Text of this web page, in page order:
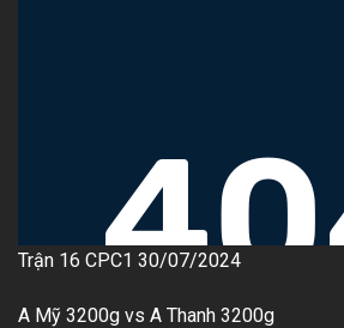
Trận 16 CPC1 30/07/2024
A Mỹ 3200g vs A Thanh 3200g